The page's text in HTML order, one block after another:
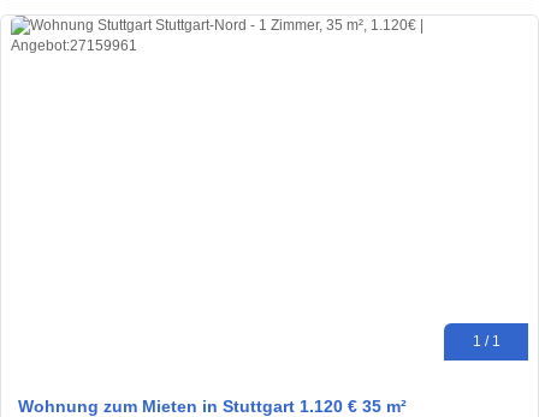
1 / 1
Wohnung zum Mieten in Stuttgart 1.120 € 35 m²